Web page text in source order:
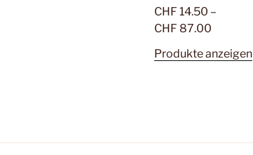
CHF 14.50 –
CHF 87.00
bis
Produkte anzeigen